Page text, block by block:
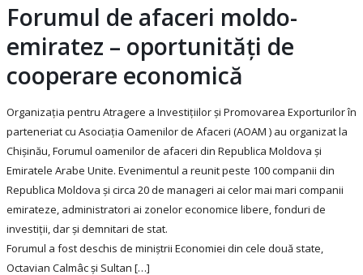
Forumul de afaceri moldo-
emiratez – oportunități de
cooperare economică
Organizația pentru Atragere a Investițiilor și Promovarea Exporturilor în
parteneriat cu Asociația Oamenilor de Afaceri (AOAM ) au organizat la
Chișinău, Forumul oamenilor de afaceri din Republica Moldova și
Emiratele Arabe Unite. Evenimentul a reunit peste 100 companii din
Republica Moldova și circa 20 de manageri ai celor mai mari companii
emirateze, administratori ai zonelor economice libere, fonduri de
investiții, dar și demnitari de stat.
Forumul a fost deschis de miniștrii Economiei din cele două state,
Octavian Calmâc și Sultan […]